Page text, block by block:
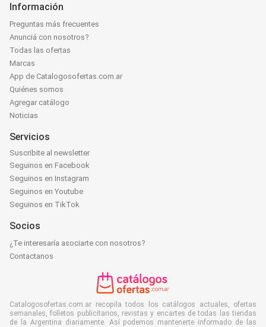
Información
Preguntas más frecuentes
Anunciá con nosotros?
Todas las ofertas
Marcas
App de Catalogosofertas.com.ar
Quiénes somos
Agregar catálogo
Noticias
Servicios
Suscribite al newsletter
Seguinos en Facebook
Seguinos en Instagram
Seguinos en Youtube
Seguinos en TikTok
Socios
¿Te interesaría asociarte con nosotros?
Contactanos
Catalogosofertas.com.ar recopila todos los catálogos actuales, ofertas
semanales, folletos publicitarios, revistas y encartes de todas las tiendas
de la Argentina diariamente. Así podemos mantenerte informado de las